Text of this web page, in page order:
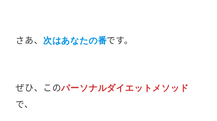
さあ、 次はあなたの番です。
ぜひ、このパーソナルダイエットメソッド
で、